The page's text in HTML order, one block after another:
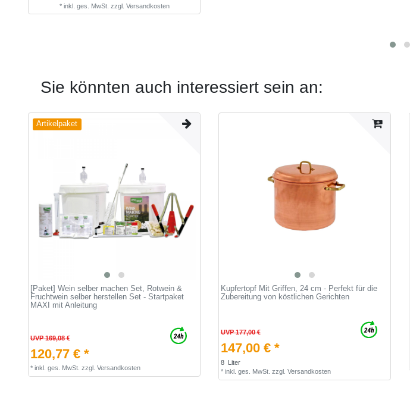
* inkl. ges. MwSt. zzgl. Versandkosten
Sie könnten auch interessiert sein an:
Artikelpaket
[Paket] Wein selber machen Set, Rotwein &
Fruchtwein selber herstellen Set - Startpaket
MAXI mit Anleitung
UVP 169,08 €
120,77 € *
* inkl. ges. MwSt. zzgl. Versandkosten
Kupfertopf Mit Griffen, 24 cm - Perfekt für die
Zubereitung von köstlichen Gerichten
UVP 177,00 €
147,00 € *
8
Liter
* inkl. ges. MwSt. zzgl. Versandkosten